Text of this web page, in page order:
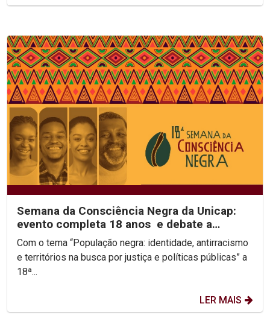
Semana da Consciência Negra da Unicap:
evento completa 18 anos e debate a
identidade e...
Com o tema “População negra: identidade, antirracismo
e territórios na busca por justiça e políticas públicas” a
18ª...
LER MAIS